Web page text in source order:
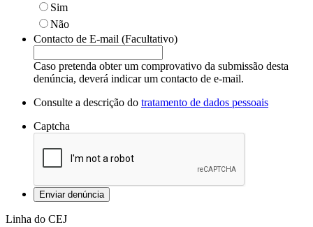
Sim
Não
Contacto de E-mail (Facultativo)
Caso pretenda obter um comprovativo da submissão desta
denúncia, deverá indicar um contacto de e-mail.
Consulte a descrição do tratamento de dados pessoais
Captcha
Linha do CEJ